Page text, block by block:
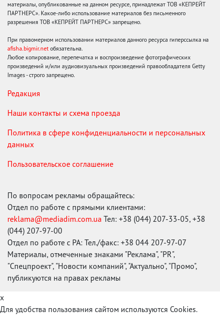
материалы, опубликованные на данном ресурсе, принадлежат ТОВ «КЕПРЕЙТ
ПАРТНЕРС». Какое-либо использование материалов без письменного
разрешения ТОВ «КЕПРЕЙТ ПАРТНЕРС» запрещено.
При правомерном использовании материалов данного ресурса гиперссылка на
afisha.bigmir.net обязательна.
Любое копирование, перепечатка и воспроизведение фотографических
произведений и/или аудиовизуальных произведений правообладателя Getty
Images - строго запрещено.
Редакция
Наши контакты и схема проезда
Политика в сфере конфиденциальности и персональных
данных
Пользовательское соглашение
По вопросам рекламы обращайтесь:
Отдел по работе с прямыми клиентами:
reklama@mediadim.com.ua Тел: +38 (044) 207-33-05, +38
(044) 207-97-00
Отдел по работе с РА: Тел./факс: +38 044 207-97-07
Материалы, отмеченные знаками "Реклама", "PR",
"Спецпроект", "Новости компаний", "Актуально", "Промо",
публикуются на правах рекламы
x
Для удобства пользования сайтом используются Cookies.